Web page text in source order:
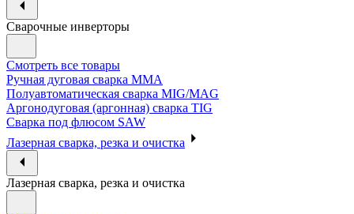
Сварочные инверторы
Смотреть все товары
Ручная дуговая сварка MMA
Полуавтоматическая сварка MIG/MAG
Аргонодуговая (аргонная) сварка TIG
Сварка под флюсом SAW
Лазерная сварка, резка и очистка
Лазерная сварка, резка и очистка